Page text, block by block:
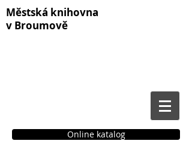
Městská knihovna
v Broumově
Online katalog